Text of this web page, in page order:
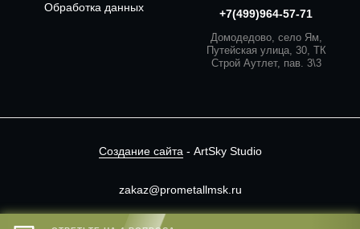
Обработка данных +7(499)964-57-71
Домодедово, село Ям,
Путейская улица, 30, ТК
Строй Аутлет, пав. 3\3
Создание сайта - ArtSky Studio
zakaz@prometallmsk.ru